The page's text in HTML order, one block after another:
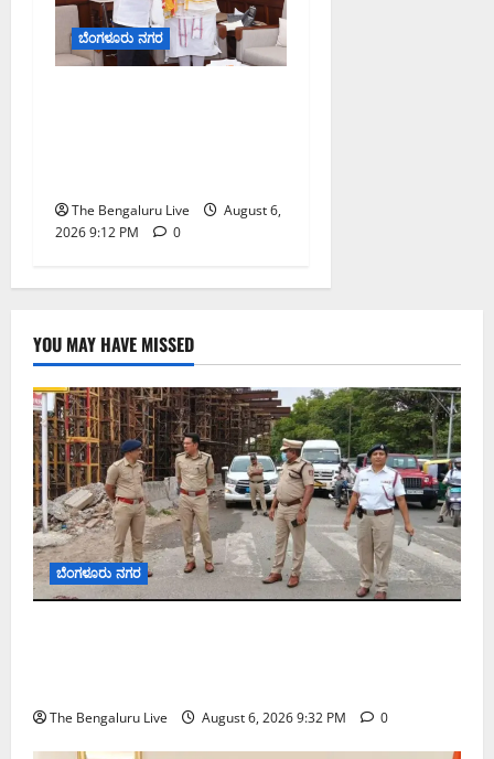
ಬೆಂಗಳೂರು ನಗರ
The Bengaluru Live
August 6,
2026 9:12 PM
0
YOU MAY HAVE MISSED
ಬೆಂಗಳೂರು ನಗರ
The Bengaluru Live August 6, 2026 9:32 PM 0